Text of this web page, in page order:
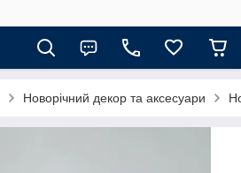
Новорічний декор та аксесуари